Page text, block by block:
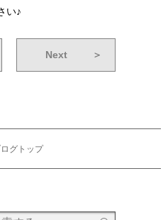
い♪
Next ＞
グトップ